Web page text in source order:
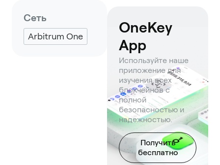
Сеть
Arbitrum One
OneKey
App
Используйте наше
приложение для
изучения всех
блокчейнов с
полной
безопасностью и
надежностью.
Получить
бесплатно